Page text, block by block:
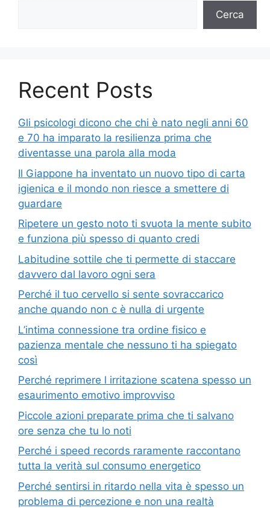
Cerca
Recent Posts
Gli psicologi dicono che chi è nato negli anni 60
e 70 ha imparato la resilienza prima che
diventasse una parola alla moda
Il Giappone ha inventato un nuovo tipo di carta
igienica e il mondo non riesce a smettere di
guardare
Ripetere un gesto noto ti svuota la mente subito
e funziona più spesso di quanto credi
Labitudine sottile che ti permette di staccare
davvero dal lavoro ogni sera
Perché il tuo cervello si sente sovraccarico
anche quando non c è nulla di urgente
L’intima connessione tra ordine fisico e
pazienza mentale che nessuno ti ha spiegato
così
Perché reprimere l irritazione scatena spesso un
esaurimento emotivo improvviso
Piccole azioni preparate prima che ti salvano
ore senza che tu lo noti
Perché i speed records raramente raccontano
tutta la verità sul consumo energetico
Perché sentirsi in ritardo nella vita è spesso un
problema di percezione e non una realtà